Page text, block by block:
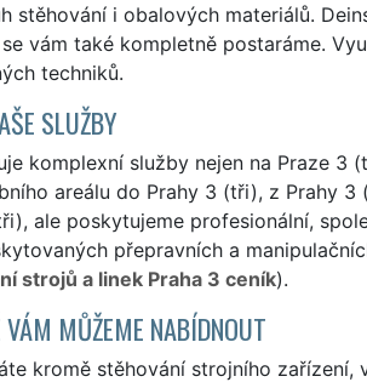
stěhování i obalových materiálů.
vám také kompletně postaráme.
techniků.
SLUŽBY
komplexní služby nejen na Praze
areálu do Prahy 3 (tři), z Prahy
ale poskytujeme profesionální,
přepravních a
strojů a linek Praha 3 ceník).
MŮŽEME NABÍDNOUT
kromě stěhování strojního